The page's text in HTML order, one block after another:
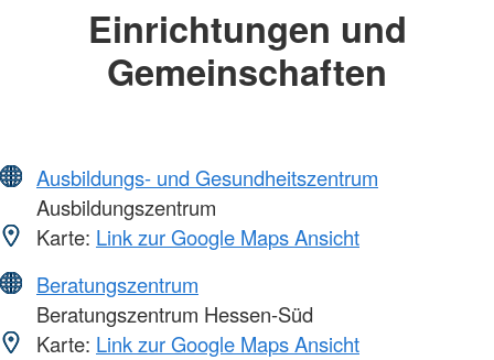
Einrichtungen und
Gemeinschaften
Ausbildungs- und Gesundheitszentrum
Ausbildungszentrum
Karte: Link zur Google Maps Ansicht
Beratungszentrum
Beratungszentrum Hessen-Süd
Karte: Link zur Google Maps Ansicht